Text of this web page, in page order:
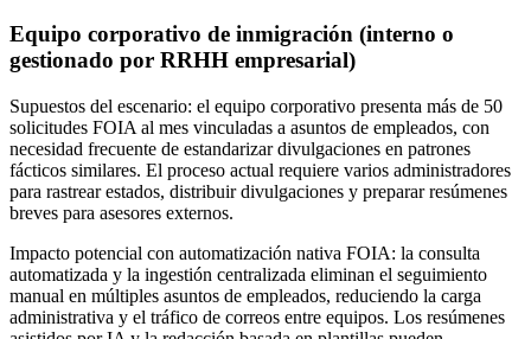
Equipo corporativo de inmigración (interno o
gestionado por RRHH empresarial)
Supuestos del escenario: el equipo corporativo presenta más de 50
solicitudes FOIA al mes vinculadas a asuntos de empleados, con
necesidad frecuente de estandarizar divulgaciones en patrones
fácticos similares. El proceso actual requiere varios administradores
para rastrear estados, distribuir divulgaciones y preparar resúmenes
breves para asesores externos.
Impacto potencial con automatización nativa FOIA: la consulta
automatizada y la ingestión centralizada eliminan el seguimiento
manual en múltiples asuntos de empleados, reduciendo la carga
administrativa y el tráfico de correos entre equipos. Los resúmenes